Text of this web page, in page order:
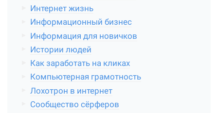
Интернет жизнь
Информационный бизнес
Информация для новичков
Истории людей
Как заработать на кликах
Компьютерная грамотность
Лохотрон в интернет
Сообщество сёрферов